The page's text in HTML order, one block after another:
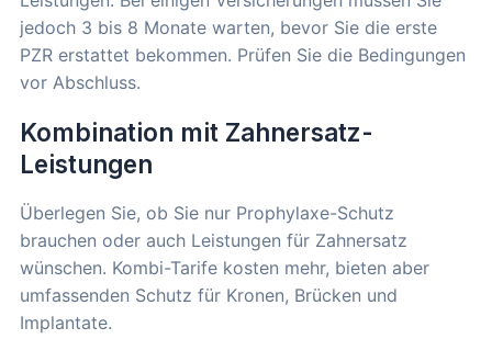
jedoch 3 bis 8 Monate warten, bevor Sie die erste
PZR erstattet bekommen. Prüfen Sie die Bedingungen
vor Abschluss.
Kombination mit Zahnersatz-
Leistungen
Überlegen Sie, ob Sie nur Prophylaxe-Schutz
brauchen oder auch Leistungen für Zahnersatz
wünschen. Kombi-Tarife kosten mehr, bieten aber
umfassenden Schutz für Kronen, Brücken und
Implantate.